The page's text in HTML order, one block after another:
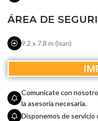
ÁREA DE
9.2 x 7.8 m (lxan)
Comunícate con
la asesoría necesaria.
Disponemos de